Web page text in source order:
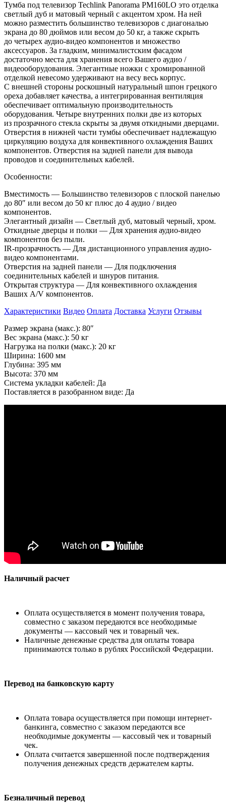
Тумба под телевизор Techlink Panorama PM160LO это отделка
светлый дуб и матовый черный с акцентом хром. На ней
можно разместить большинство телевизоров с диагональю
экрана до 80 дюймов или весом до 50 кг, а также скрыть
до четырех аудио-видео компонентов и множество
аксессуаров. За гладким, минималистским фасадом
достаточно места для хранения всего Вашего аудио /
видеооборудования. Элегантные ножки с хромированной
отделкой невесомо удерживают на весу весь корпус.
С внешней стороны роскошный натуральный шпон грецкого
ореха добавляет качества, а интегрированная вентиляция
обеспечивает оптимальную производительность
оборудования. Четыре внутренних полки две из которых
из прозрачного стекла скрыты за двумя откидными дверцами.
Отверстия в нижней части тумбы обеспечивает надлежащую
циркуляцию воздуха для конвективного охлаждения Ваших
компонентов. Отверстия на задней панели для вывода
проводов и соединительных кабелей.
Особенности:
Вместимость — Большинство телевизоров с плоской панелью
до 80″ или весом до 50 кг плюс до 4 аудио / видео
компонентов.
Элегантный дизайн — Светлый дуб, матовый черный, хром.
Откидные дверцы и полки — Для хранения аудио-видео
компонентов без пыли.
IR-прозрачность — Для дистанционного управления аудио-
видео компонентами.
Отверстия на задней панели — Для подключения
соединительных кабелей и шнуров питания.
Открытая структура — Для конвективного охлаждения
Ваших A/V компонентов.
Характеристики Видео Оплата Доставка Услуги Отзывы
Размер экрана (макс.): 80″
Вес экрана (макс.): 50 кг
Нагрузка на полки (макс.): 20 кг
Ширина: 1600 мм
Глубина: 395 мм
Высота: 370 мм
Система укладки кабелей: Да
Поставляется в разобранном виде: Да
Наличный расчет
Оплата осуществляется в момент получения товара,
совместно с заказом передаются все необходимые
документы — кассовый чек и товарный чек.
Наличные денежные средства для оплаты товара
принимаются только в рублях Российской Федерации.
Перевод на банковскую карту
Оплата товара осуществляется при помощи интернет-
банкинга, совместно с заказом передаются все
необходимые документы — кассовый чек и товарный
чек.
Оплата считается завершенной после подтверждения
получения денежных средств держателем карты.
Безналичный перевод